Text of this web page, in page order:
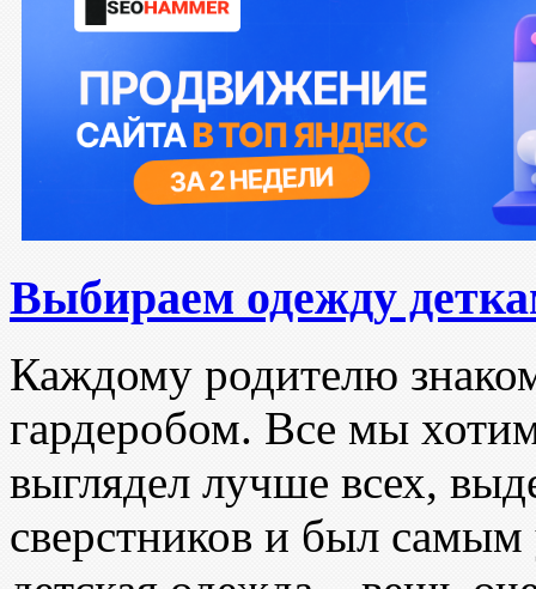
Выбираем одежду
Каждому родителю
гардеробом. Все мы
выглядел лучше всех,
сверстников и был